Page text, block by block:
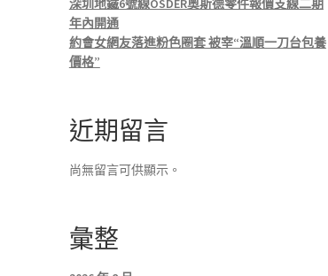
年內開通
約會女網友落進粉色圈套 被宰“溫順一刀台包養
價格”
近期留言
尚無留言可供顯示。
彙整